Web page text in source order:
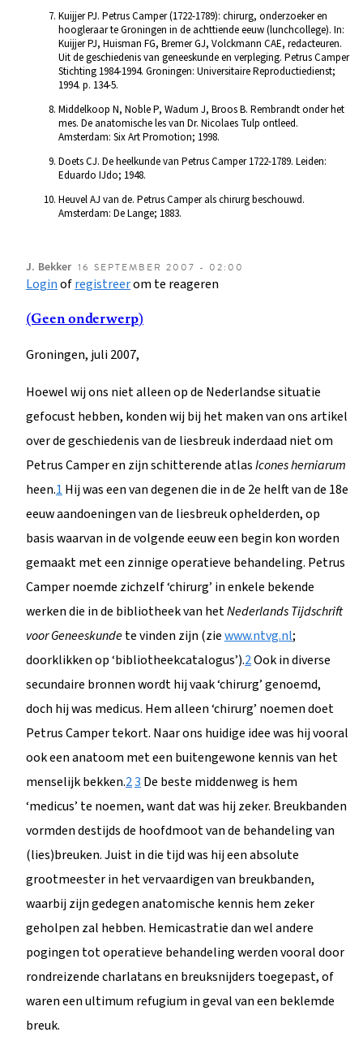
Kuijjer PJ. Petrus Camper (1722-1789): chirurg, onderzoeker en
hoogleraar te Groningen in de achttiende eeuw (lunchcollege). In:
Kuijjer PJ, Huisman FG, Bremer GJ, Volckmann CAE, redacteuren.
Uit de geschiedenis van geneeskunde en verpleging. Petrus Camper
Stichting 1984-1994. Groningen: Universitaire Reproductiedienst;
1994. p. 134-5.
Middelkoop N, Noble P, Wadum J, Broos B. Rembrandt onder het
mes. De anatomische les van Dr. Nicolaes Tulp ontleed.
Amsterdam: Six Art Promotion; 1998.
Doets CJ. De heelkunde van Petrus Camper 1722-1789. Leiden:
Eduardo IJdo; 1948.
Heuvel AJ van de. Petrus Camper als chirurg beschouwd.
Amsterdam: De Lange; 1883.
J. Bekker 16 SEPTEMBER 2007 - 02:00
Loginofregistreerom te reageren
(Geen onderwerp)
Groningen, juli 2007,
Hoewel wij ons niet alleen op de Nederlandse situatie
gefocust hebben, konden wij bij het maken van ons artikel
over de geschiedenis van de liesbreuk inderdaad niet om
Petrus Camper en zijn schitterende atlasIcones herniarum
heen.1 Hij was een van degenen die in de 2e helft van de 18e
eeuw aandoeningen van de liesbreuk ophelderden, op
basis waarvan in de volgende eeuw een begin kon worden
gemaakt met een zinnige operatieve behandeling. Petrus
Camper noemde zichzelf ‘chirurg’ in enkele bekende
werken die in de bibliotheek van hetNederlands Tijdschrift
voor Geneeskundete vinden zijn (ziewww.ntvg.nl;
doorklikken op ‘bibliotheekcatalogus’).2Ook in diverse
secundaire bronnen wordt hij vaak ‘chirurg’ genoemd,
doch hij was medicus. Hem alleen ‘chirurg’ noemen doet
Petrus Camper tekort. Naar ons huidige idee was hij vooral
ook een anatoom met een buitengewone kennis van het
menselijk bekken.23 De beste middenweg is hem
‘medicus’ te noemen, want dat was hij zeker. Breukbanden
vormden destijds de hoofdmoot van de behandeling van
(lies)breuken. Juist in die tijd was hij een absolute
grootmeester in het vervaardigen van breukbanden,
waarbij zijn gedegen anatomische kennis hem zeker
geholpen zal hebben. Hemicastratie dan wel andere
pogingen tot operatieve behandeling werden vooral door
rondreizende charlatans en breuksnijders toegepast, of
waren een ultimum refugium in geval van een beklemde
breuk.